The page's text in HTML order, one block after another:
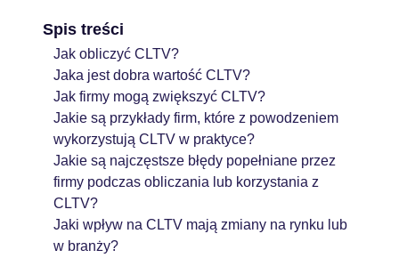
Spis treści
Jak obliczyć CLTV?
Jaka jest dobra wartość CLTV?
Jak firmy mogą zwiększyć CLTV?
Jakie są przykłady firm, które z powodzeniem
wykorzystują CLTV w praktyce?
Jakie są najczęstsze błędy popełniane przez
firmy podczas obliczania lub korzystania z
CLTV?
Jaki wpływ na CLTV mają zmiany na rynku lub
w branży?